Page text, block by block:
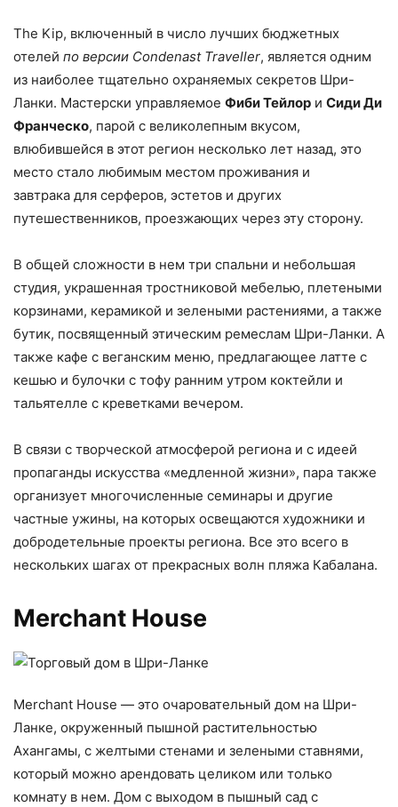
The Kip, включенный в число лучших бюджетных
отелей по версии Condenast Traveller, является одним
из наиболее тщательно охраняемых секретов Шри-
Ланки. Мастерски управляемое Фиби Тейлор и Сиди Ди
Франческо, парой с великолепным вкусом,
влюбившейся в этот регион несколько лет назад, это
место стало любимым местом проживания и
завтрака для серферов, эстетов и других
путешественников, проезжающих через эту сторону.
В общей сложности в нем три спальни и небольшая
студия, украшенная тростниковой мебелью, плетеными
корзинами, керамикой и зелеными растениями, а также
бутик, посвященный этическим ремеслам Шри-Ланки. А
также кафе с веганским меню, предлагающее латте с
кешью и булочки с тофу ранним утром коктейли и
тальятелле с креветками вечером.
В связи с творческой атмосферой региона и с идеей
пропаганды искусства «медленной жизни», пара также
организует многочисленные семинары и другие
частные ужины, на которых освещаются художники и
добродетельные проекты региона. Все это всего в
нескольких шагах от прекрасных волн пляжа Кабалана.
Merchant House
Merchant House — это очаровательный дом на Шри-
Ланке, окруженный пышной растительностью
Ахангамы, с желтыми стенами и зелеными ставнями,
который можно арендовать целиком или только
комнату в нем. Дом с выходом в пышный сад с